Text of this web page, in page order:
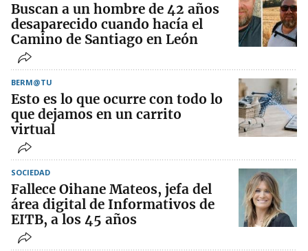
Buscan a un hombre de 42 años
desaparecido cuando hacía el
Camino de Santiago en León
BERM@TU
Esto es lo que ocurre con todo lo
que dejamos en un carrito
virtual
SOCIEDAD
Fallece Oihane Mateos, jefa del
área digital de Informativos de
EITB, a los 45 años